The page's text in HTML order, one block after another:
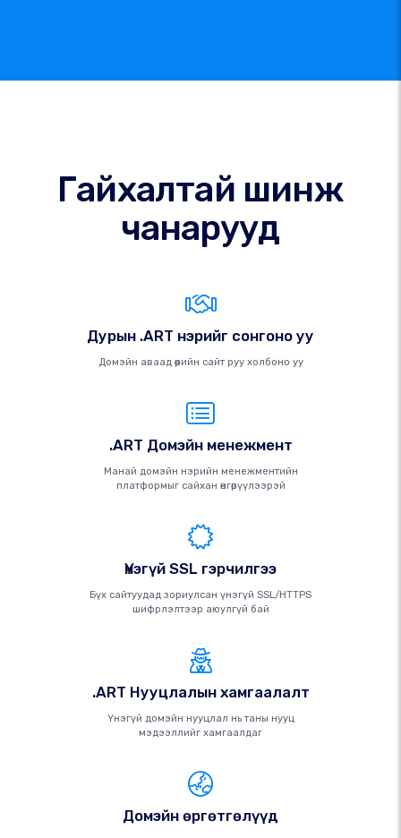
Гайхалтай шинж
чанарууд
Дурын .ART нэрийг сонгоно уу
Домэйн аваад өөрийн сайт руу холбоно уу
.ART Домэйн менежмент
Манай домэйн нэрийн менежментийн
платформыг сайхан өнгөрүүлээрэй
Үнэгүй SSL гэрчилгээ
Бүх сайтуудад зориулсан үнэгүй SSL/HTTPS
шифрлэлтээр аюулгүй бай
.ART Нууцлалын хамгаалалт
Үнэгүй домэйн нууцлал нь таны нууц
мэдээллийг хамгаалдаг
Домэйн өргөтгөлүүд